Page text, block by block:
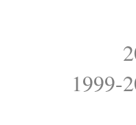
1999-